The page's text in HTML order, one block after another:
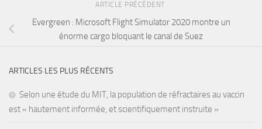
ARTICLE PRÉCÉDENT
Evergreen : Microsoft Flight Simulator 2020 montre un
énorme cargo bloquant le canal de Suez
ARTICLES LES PLUS RÉCENTS
Selon une étude du MIT, la population de réfractaires au vaccin
est « hautement informée, et scientifiquement instruite »